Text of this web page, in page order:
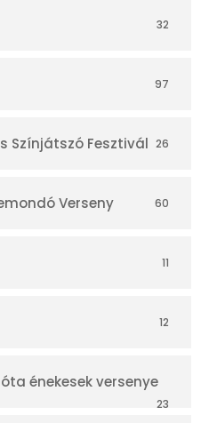
32
97
Színjátszó Fesztivál 26
Verseny 60
11
12
énekesek versenye
23